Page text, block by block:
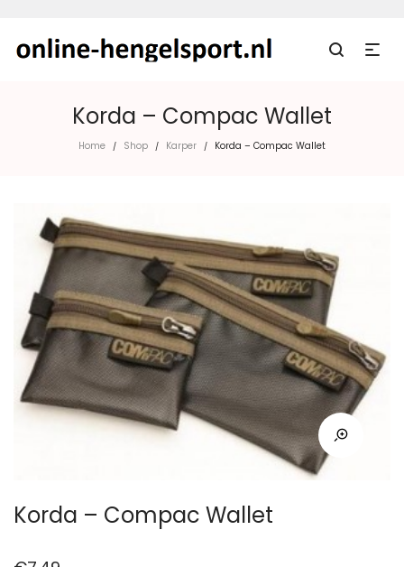
Korda – Compac Wallet
Home / Shop / Karper / Korda – Compac Wallet
Korda – Compac Wallet